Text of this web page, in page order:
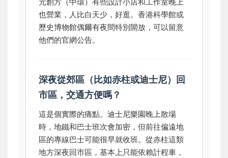
也營業，人比白天少，好逛。香港科學館或
歷史博物館偶爾有夜間特別開放，可以留意
他們的官網公告。
深夜從郊區（比如赤柱或迪士尼）回
市區，交通方便嗎？
這是個實際的痛點。迪士尼樂園晚上散場
時，地鐵和巴士班次會加密，但前往偏遠地
區的專線巴士可能很早就收班。從赤柱這類
地方深夜回市區，基本上只能依賴計程車，